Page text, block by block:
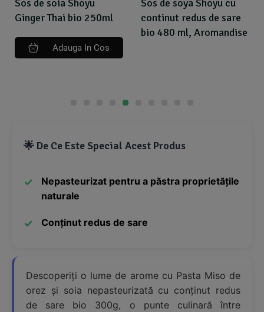
Sos de soia Shoyu
Ginger Thai bio 250ml
Adauga In Cos
Sos de soya Shoyu cu
continut redus de sare
bio 480 ml, Aromandise
🌟 De Ce Este Special Acest Produs
Nepasteurizat pentru a păstra proprietățile
naturale
Conținut redus de sare
Descoperiți o lume de arome cu Pasta Miso de
orez și soia nepasteurizată cu conținut redus
de sare bio 300g, o punte culinară între